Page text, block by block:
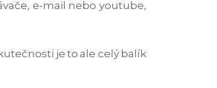
e-mail nebo youtube,
je to ale celý balík